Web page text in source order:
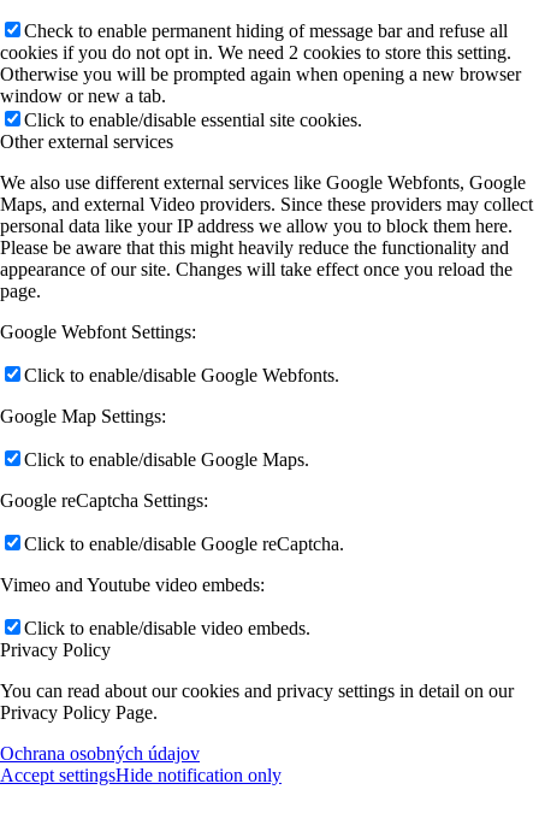
Check to enable permanent hiding of message bar and refuse all
cookies if you do not opt in. We need 2 cookies to store this setting.
Otherwise you will be prompted again when opening a new browser
window or new a tab.
Click to enable/disable essential site cookies.
Other external services
We also use different external services like Google Webfonts, Google
Maps, and external Video providers. Since these providers may collect
personal data like your IP address we allow you to block them here.
Please be aware that this might heavily reduce the functionality and
appearance of our site. Changes will take effect once you reload the
page.
Google Webfont Settings:
Click to enable/disable Google Webfonts.
Google Map Settings:
Click to enable/disable Google Maps.
Google reCaptcha Settings:
Click to enable/disable Google reCaptcha.
Vimeo and Youtube video embeds:
Click to enable/disable video embeds.
Privacy Policy
You can read about our cookies and privacy settings in detail on our
Privacy Policy Page.
Ochrana osobných údajov
Accept settingsHide notification only